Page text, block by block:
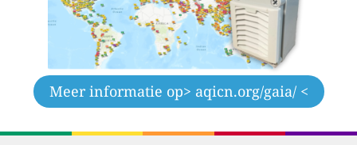
Meer informatie op> aqicn.org/gaia/ <